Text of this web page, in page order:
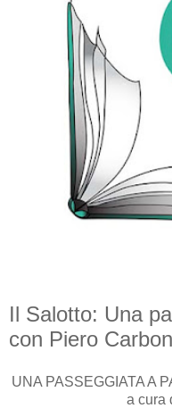
Il Salotto: Una
con Piero
UNA PASSEGGIATA A
a cura